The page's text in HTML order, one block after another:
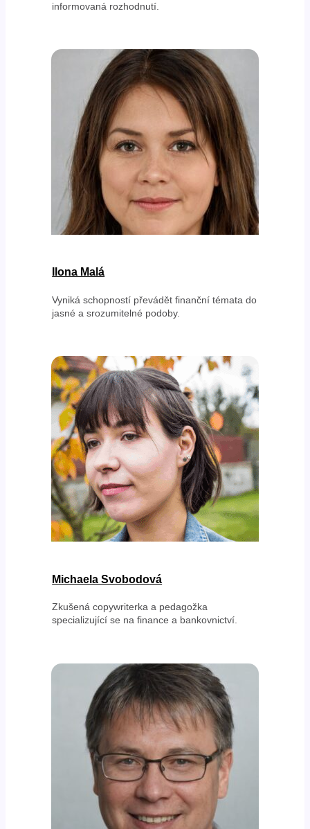
informovaná rozhodnutí.
Ilona Malá
Vyniká schopností převádět finanční témata do
jasné a srozumitelné podoby.
Michaela Svobodová
Zkušená copywriterka a pedagožka
specializující se na finance a bankovnictví.